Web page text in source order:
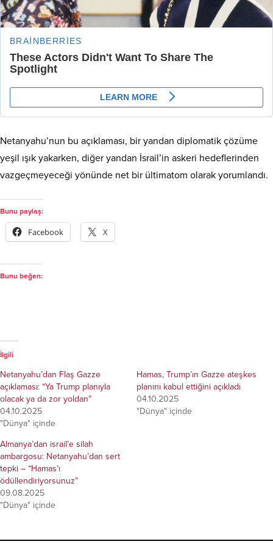
Netanyahu’nun bu açıklaması, bir yandan diplomatik çözüme
yeşil ışık yakarken, diğer yandan İsrail’in askeri hedeflerinden
vazgeçmeyeceği yönünde net bir ültimatom olarak yorumlandı.
Bunu paylaş:
Facebook X
Bunu beğen:
İlgili
Netanyahu’dan Flaş Gazze
açıklaması: “Ya Trump planıyla
olacak ya da zor yoldan”
04.10.2025
"Dünya" içinde
Hamas, Trump’ın Gazze ateşkes
planını kabul ettiğini açıkladı
04.10.2025
"Dünya" içinde
Almanya’dan israil’e silah
ambargosu: Netanyahu’dan sert
tepki – “Hamas’ı
ödüllendiriyorsunuz”
09.08.2025
"Dünya" içinde